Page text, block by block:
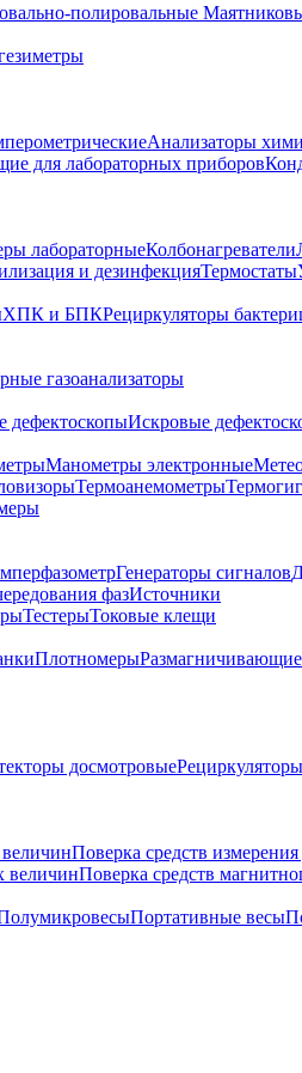
полировальные
Анализаторы
для лабораторных приборов
лабораторныеКолбонагреватели
и дезинфекцияТермостаты
ХПК и БПКРециркуляторы
газоанализаторы
дефектоскопыИскровые
Манометры электронные
Термоанемометры
Генераторы сигналов
фазИсточники
ТестерыТоковые клещи
ПлотномерыРазмагничивающие
досмотровые
Поверка средств
величинПоверка средств
Портативные весы